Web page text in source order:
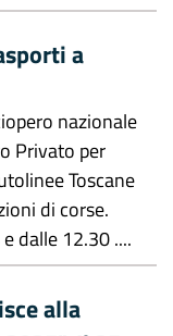
a
nazionale
Privato per
Toscane
di corse.
dalle 12.30 ....
alla